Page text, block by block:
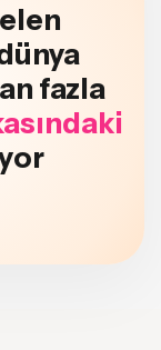
fazla